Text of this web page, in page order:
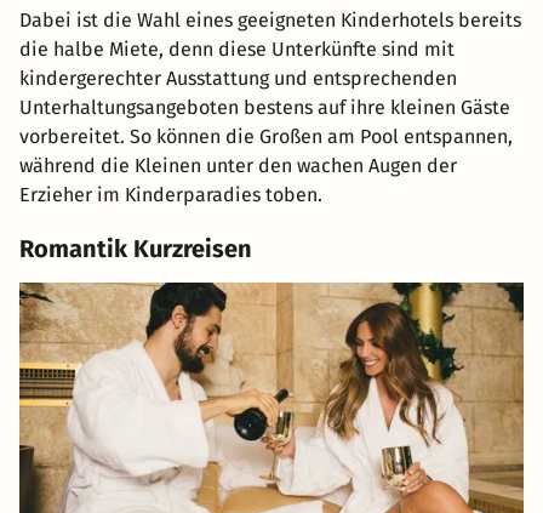
Dabei ist die Wahl eines geeigneten Kinderhotels bereits
die halbe Miete, denn diese Unterkünfte sind mit
kindergerechter Ausstattung und entsprechenden
Unterhaltungsangeboten bestens auf ihre kleinen Gäste
vorbereitet. So können die Großen am Pool entspannen,
während die Kleinen unter den wachen Augen der
Erzieher im Kinderparadies toben.
Romantik Kurzreisen